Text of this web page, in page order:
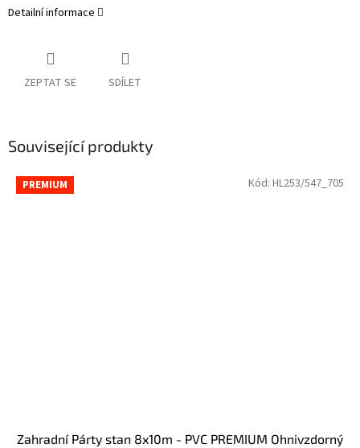
Detailní informace
ZEPTAT SE SDÍLET
Související produkty
PREMIUM
Zahradní Párty stan 8x10m - PVC PREMIUM Ohnivzdorný
Kód: HL253/547_705